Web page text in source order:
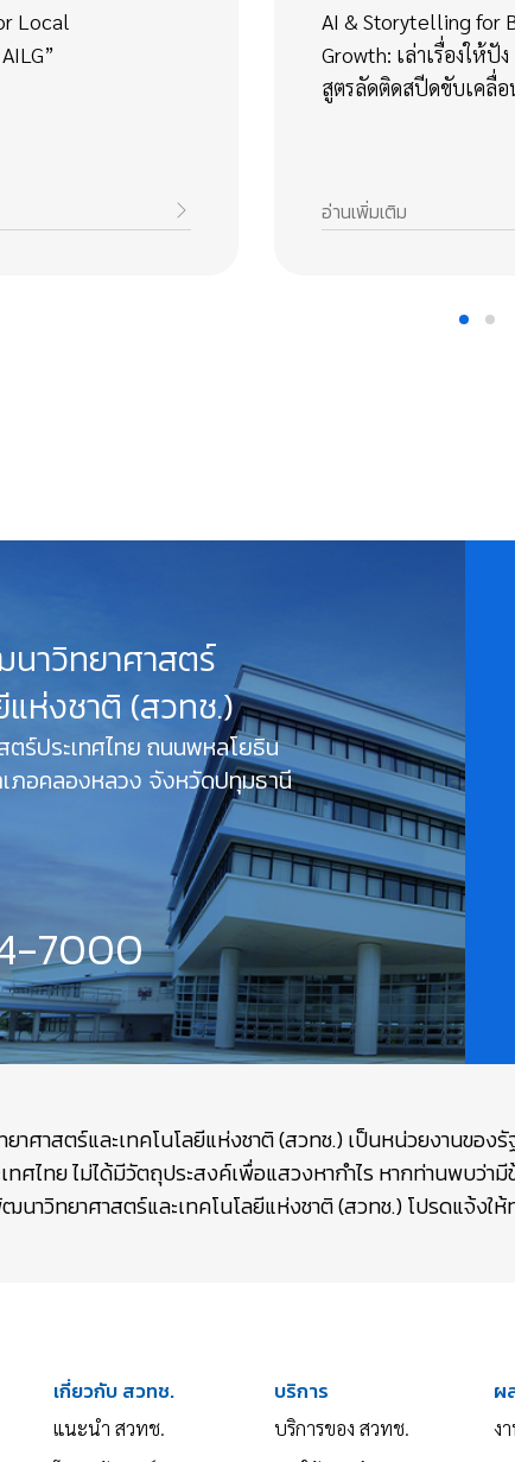
Local
AI & Storytelling for
Growth: เล่าเรื่องให้ปัง
สูตรลัดติดสปีดขับเคลื่อ
อ่านเพิ่มเติม
าวิทยาศาสตร์
แห่งชาติ (สวทช.)
ตร์ประเทศไทย ถนนพหลโยธิน
ภอคลองหลวง จังหวัดปทุมธานี
7000
ศาสตร์และเทคโนโลยีแห่งชาติ (สวทช.) เป็นหน่วยงานขอ
ศไทย ไม่ได้มีวัตถุประสงค์เพื่อแสวงหากำไร หากท่านพบว่
นาวิทยาศาสตร์และเทคโนโลยีแห่งชาติ (สวทช.) โปรดแจ้ง
เกี่ยวกับ สวทช.
แนะนำ สวทช.
บริการ
บริการของ สวทช.
ผ
ง